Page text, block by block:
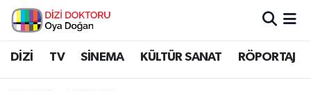
DİZİ TV SİNEMA KÜLTÜR SANAT RÖPORTAJ
İstanbul Nöbetçi Eczaneler